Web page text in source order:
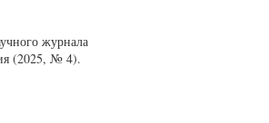
журнала
(2025, № 4).